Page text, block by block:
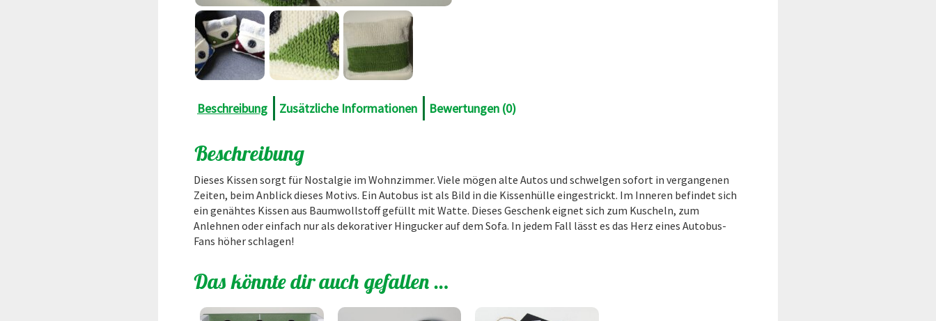
Beschreibung Zusätzliche Informationen Bewertungen (0)
Beschreibung
Dieses Kissen sorgt für Nostalgie im Wohnzimmer. Viele mögen alte Autos und schwelgen sofort in vergangenen
Zeiten, beim Anblick dieses Motivs. Ein Autobus ist als Bild in die Kissenhülle eingestrickt. Im Inneren befindet sich
ein genähtes Kissen aus Baumwollstoff gefüllt mit Watte. Dieses Geschenk eignet sich zum Kuscheln, zum
Anlehnen oder einfach nur als dekorativer Hingucker auf dem Sofa. In jedem Fall lässt es das Herz eines Autobus-
Fans höher schlagen!
Das könnte dir auch gefallen …